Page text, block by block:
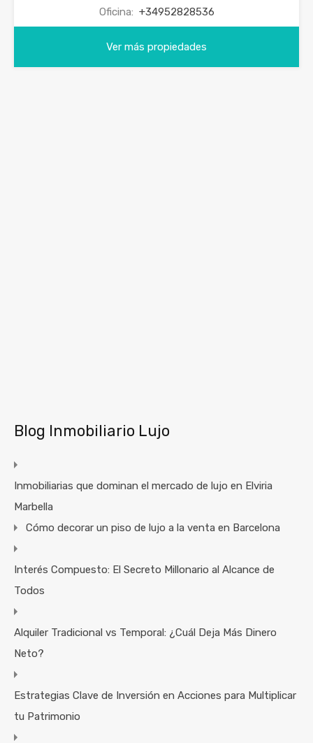
Oficina: +34952828536
Ver más propiedades
Blog Inmobiliario Lujo
Inmobiliarias que dominan el mercado de lujo en Elviria
Marbella
Cómo decorar un piso de lujo a la venta en Barcelona
Interés Compuesto: El Secreto Millonario al Alcance de
Todos
Alquiler Tradicional vs Temporal: ¿Cuál Deja Más Dinero
Neto?
Estrategias Clave de Inversión en Acciones para Multiplicar
tu Patrimonio